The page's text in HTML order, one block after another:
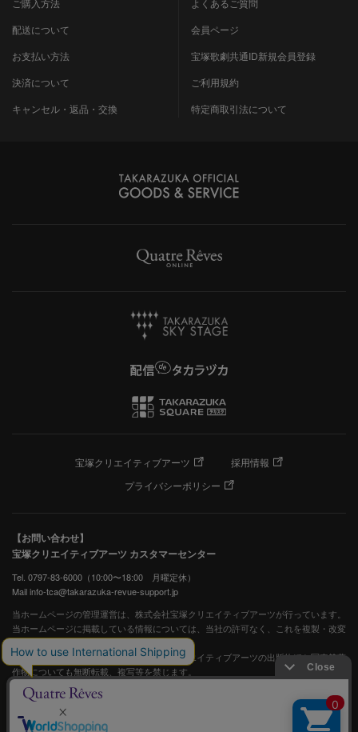
ご購入方法
配送について
お支払い方法
決済について
キャンセル・返品・交換
よくあるご質問
会員ページ
宝塚歌劇共通ID新規会員登録
ご利用規約
特定商取引法について
宝塚クリエイティブアーツ
採用情報
プライバシーポリシー
【お問い合わせ】
宝塚クリエイティブアーツ カスタマーセンター
Tel. 0797-83-6000（10:00〜18:00 月曜定休）
Mail info-tca@takarazuka-revue-support.jp
当ホームページの管理運営は、株式会社宝塚クリエイティブアーツが行っています。
当ホームページに掲載している情報については、当社の許可なく、これを複製・改変
することを固く禁止します。
また、阪急電鉄並びに宝塚歌劇団、宝塚クリエイティブアーツの出版物ほか写真等著
作物についても無断転載、複写等を禁じます。
宝塚歌劇公式ホームページ
JASRAC許諾番号：S0507081515